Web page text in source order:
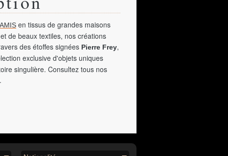
en tissus de grandes maisons
de beaux textiles, nos créations
des étoffes signées Pierre Frey,
exclusive d'objets uniques
singulière. Consultez tous nos